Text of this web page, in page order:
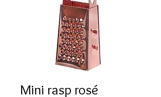
Mini rasp rosé